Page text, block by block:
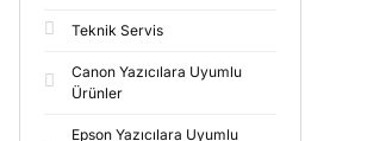
Teknik Servis
Canon Yazıcılara Uyumlu
Ürünler
Epson Yazıcılara Uyumlu